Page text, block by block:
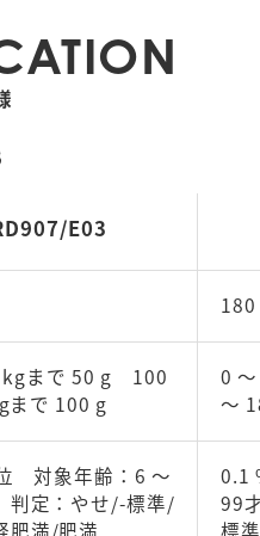
E03
kgまで 50 g 100
まで 100 g
0
～
対象年齢：6 ～
定：やせ/-標準/
肥満/肥満
0.1
99
標